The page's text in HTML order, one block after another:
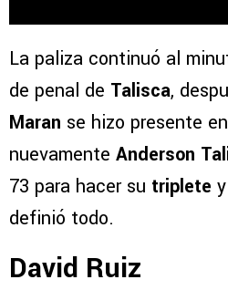
La paliza continuó al
de penal de Talisca,
Maran se hizo presente
nuevamente Anderson
73 para hacer su triplete
definió todo.
David Ruiz